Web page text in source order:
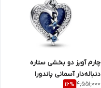
چارم آویز دو بخشی ستاره
دنباله‌دار آسمانی پاندورا
4,551,000
16%